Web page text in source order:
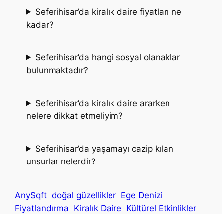
Seferihisar’da kiralık daire fiyatları ne
kadar?
Seferihisar’da hangi sosyal olanaklar
bulunmaktadır?
Seferihisar’da kiralık daire ararken
nelere dikkat etmeliyim?
Seferihisar’da yaşamayı cazip kılan
unsurlar nelerdir?
AnySqft doğal güzellikler Ege Denizi
Fiyatlandırma Kiralık Daire Kültürel Etkinlikler